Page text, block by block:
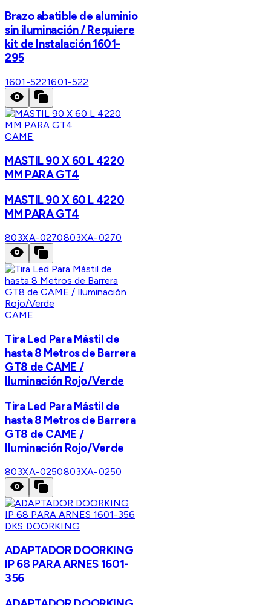
Brazo abatible de aluminio
sin iluminación / Requiere
kit de Instalación 1601-
295
1601-5221601-522
CAME
MASTIL 90 X 60 L 4220
MM PARA GT4
MASTIL 90 X 60 L 4220
MM PARA GT4
803XA-0270803XA-0270
CAME
Tira Led Para Mástil de
hasta 8 Metros de Barrera
GT8 de CAME /
Iluminación Rojo/Verde
Tira Led Para Mástil de
hasta 8 Metros de Barrera
GT8 de CAME /
Iluminación Rojo/Verde
803XA-0250803XA-0250
DKS DOORKING
ADAPTADOR DOORKING
IP 68 PARA ARNES 1601-
356